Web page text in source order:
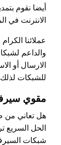
أيضا نقوم
الانترنت في
عملائنا
والداعم
الارسال أو
للشبكات لذلك
مقوي
هل تعاني من
الحل
شبكات